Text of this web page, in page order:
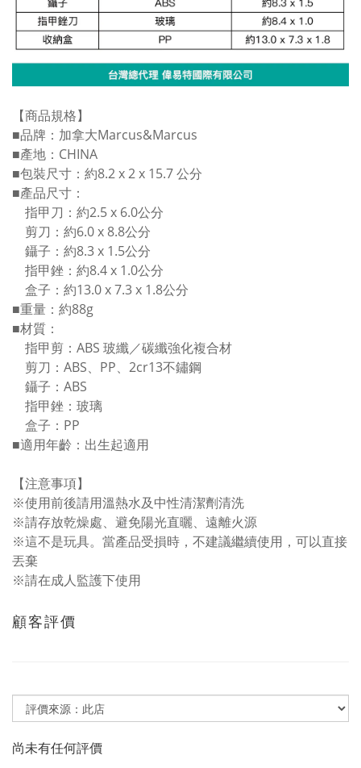
【商品規格】
■品牌：加拿大Marcus&Marcus
■產地：CHINA
■包裝尺寸：約8.2 x 2 x 15.7 公分
■產品尺寸：
指甲刀：約2.5 x 6.0公分
剪刀：約6.0 x 8.8公分
鑷子：約8.3 x 1.5公分
指甲銼：約8.4 x 1.0公分
盒子：約13.0 x 7.3 x 1.8公分
■重量：約88g
■材質：
指甲剪：ABS 玻纖／碳纖強化複合材
剪刀：ABS、PP、2cr13不鏽鋼
鑷子：ABS
指甲銼：玻璃
盒子：PP
■適用年齡：出生起適用
【注意事項】
※使用前後請用溫熱水及中性清潔劑清洗
※請存放乾燥處、避免陽光直曬、遠離火源
※這不是玩具。當產品受損時，不建議繼續使用，可以直接
丟棄
※請在成人監護下使用
顧客評價
尚未有任何評價